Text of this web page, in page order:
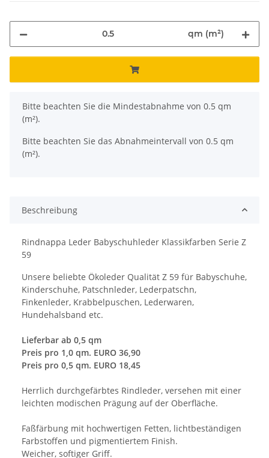
qm (m²)
x
Bitte beachten Sie die Mindestabnahme von 0.5 qm
(m²).
Bitte beachten Sie das Abnahmeintervall von 0.5 qm
(m²).
Beschreibung
Rindnappa Leder Babyschuhleder Klassikfarben Serie Z
59
Unsere beliebte Ökoleder Qualität Z 59 für Babyschuhe,
Kinderschuhe, Patschnleder, Lederpatschn,
Finkenleder, Krabbelpuschen, Lederwaren,
Hundehalsband etc.
Lieferbar ab 0,5 qm
Preis pro 1,0 qm. EURO 36,90
Preis pro 0,5 qm. EURO 18,45
Herrlich durchgefärbtes Rindleder, versehen mit einer
leichten modischen Prägung auf der Oberfläche.
Faßfärbung mit hochwertigen Fetten, lichtbeständigen
Farbstoffen und pigmentiertem Finish.
Weicher, softiger Griff.